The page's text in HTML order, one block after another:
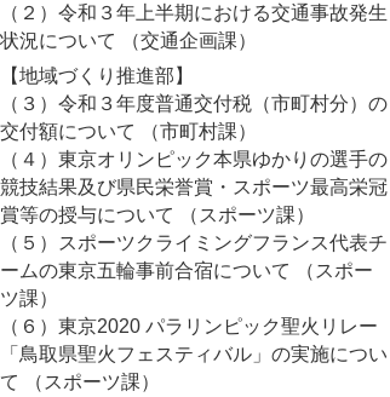
（２）令和３年上半期における交通事故発生
状況について （交通企画課）
【地域づくり推進部】
（３）令和３年度普通交付税（市町村分）の
交付額について （市町村課）
（４）東京オリンピック本県ゆかりの選手の
競技結果及び県民栄誉賞・スポーツ最高栄冠
賞等の授与について （スポーツ課）
（５）スポーツクライミングフランス代表チ
ームの東京五輪事前合宿について （スポー
ツ課）
（６）東京2020 パラリンピック聖火リレー
「鳥取県聖火フェスティバル」の実施につい
て （スポーツ課）